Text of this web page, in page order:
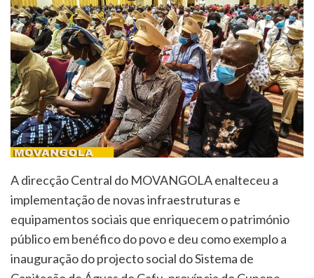
A direcção Central do MOVANGOLA enalteceu a
implementação de novas infraestruturas e
equipamentos sociais que enriquecem o património
público em benéfico do povo e deu como exemplo a
inauguração do projecto social do Sistema de